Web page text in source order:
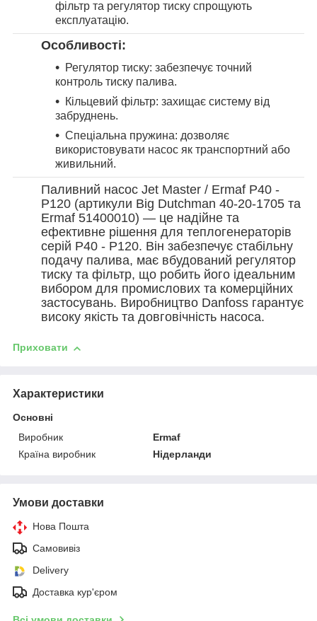
фільтр та регулятор тиску спрощують
експлуатацію.
Особливості:
Регулятор тиску: забезпечує точний
контроль тиску палива.
Кільцевий фільтр: захищає систему від
забруднень.
Спеціальна пружина: дозволяє
використовувати насос як транспортний або
живильний.
Паливний насос Jet Master / Ermaf P40 -
P120 (артикули Big Dutchman 40-20-1705 та
Ermaf 51400010) — це надійне та
ефективне рішення для теплогенераторів
серій P40 - P120. Він забезпечує стабільну
подачу палива, має вбудований регулятор
тиску та фільтр, що робить його ідеальним
вибором для промислових та комерційних
застосувань. Виробництво Danfoss гарантує
високу якість та довговічність насоса.
Приховати
Характеристики
Основні
Виробник
Ermaf
Країна виробник
Нідерланди
Умови доставки
Нова Пошта
Самовивіз
Delivery
Доставка кур'єром